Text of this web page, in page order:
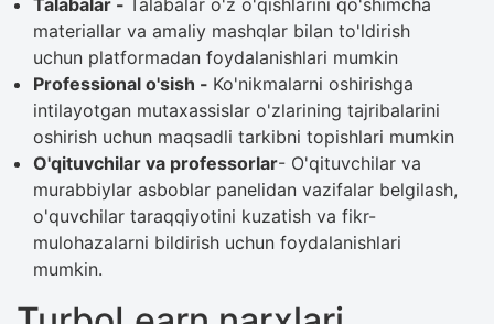
Talabalar - Talabalar o'z o'qishlarini qo'shimcha
materiallar va amaliy mashqlar bilan to'ldirish
uchun platformadan foydalanishlari mumkin
Professional o'sish - Ko'nikmalarni oshirishga
intilayotgan mutaxassislar o'zlarining tajribalarini
oshirish uchun maqsadli tarkibni topishlari mumkin
O'qituvchilar va professorlar- O'qituvchilar va
murabbiylar asboblar panelidan vazifalar belgilash,
o'quvchilar taraqqiyotini kuzatish va fikr-
mulohazalarni bildirish uchun foydalanishlari
mumkin.